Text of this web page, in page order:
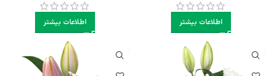
اطلاعات بیشتر اطلاعات بیشتر